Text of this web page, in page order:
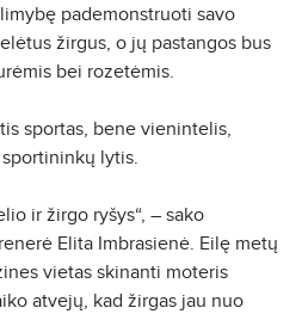
pademonstruoti savo
žirgus, o jų pastangos bus
bei rozetėmis.
sportas, bene vienintelis,
lytis.
ir žirgo ryšys“, – sako
Elita Imbrasienė. Eilę metų
vietas skinanti moteris
atvejų, kad žirgas jau nuo